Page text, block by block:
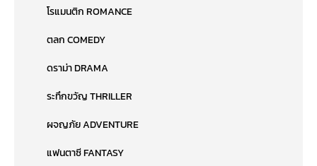
โรแมนติก ROMANCE
ตลก COMEDY
ดราม่า DRAMA
ระทึกขวัญ THRILLER
ผจญภัย ADVENTURE
แฟนตาซี FANTASY